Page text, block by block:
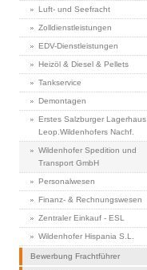
Luft- und Seefracht
Zolldienstleistungen
EDV-Dienstleistungen
Heizöl & Diesel & Pellets
Tankservice
Demontagen
Erstes Salzburger Lagerhaus
Leop.Wildenhofers Nachf.
Wildenhofer Spedition und
Transport GmbH
Personalwesen
Finanz- & Rechnungswesen
Zentraler Einkauf - ESL
Wildenhofer Hispania S.L.
Bewerbung Frachtführer